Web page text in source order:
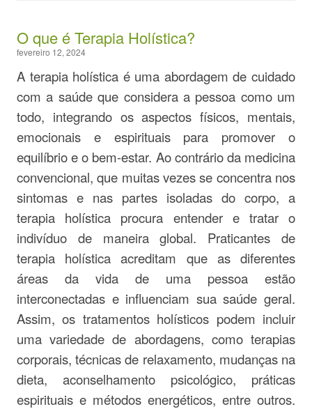
O que é Terapia Holística?
fevereiro 12, 2024
A terapia holística é uma abordagem de cuidado
com a saúde que considera a pessoa como um
todo, integrando os aspectos físicos, mentais,
emocionais e espirituais para promover o
equilíbrio e o bem-estar. Ao contrário da medicina
convencional, que muitas vezes se concentra nos
sintomas e nas partes isoladas do corpo, a
terapia holística procura entender e tratar o
indivíduo de maneira global. Praticantes de
terapia holística acreditam que as diferentes
áreas da vida de uma pessoa estão
interconectadas e influenciam sua saúde geral.
Assim, os tratamentos holísticos podem incluir
uma variedade de abordagens, como terapias
corporais, técnicas de relaxamento, mudanças na
dieta, aconselhamento psicológico, práticas
espirituais e métodos energéticos, entre outros.